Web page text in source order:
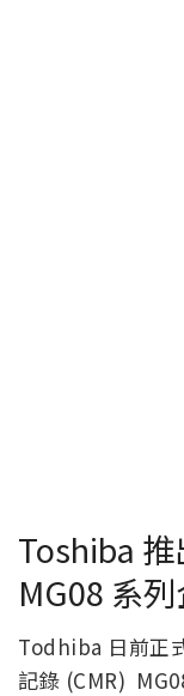
Toshiba
MG08 系
Todhiba 日前正
記錄 (CMR)